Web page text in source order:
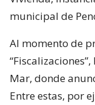
municipal de
Al momento de
Mar, donde
Entre estas, por